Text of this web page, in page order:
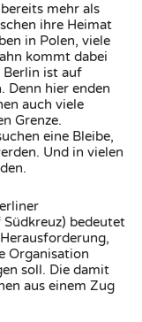
mehr als
ihre Heimat
in Polen, viele
kommt dabei
Berlin ist auf
Denn hier enden
auch viele
Grenze.
eine Bleibe,
Und in vielen
bedeutet
Organisation
soll. Die damit
aus einem Zug